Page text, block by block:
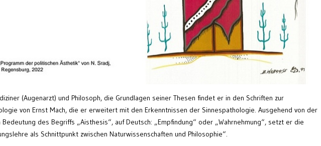
(Augenarzt) und Philosoph, die Grundlagen seiner Thesen findet er in den Schriften zur
von Ernst Mach, die er erweitert mit den Erkenntnissen der Sinnespathologie. Ausgehend von der
Bedeutung des Begriffs „Aisthesis“, auf Deutsch: „Empfindung“ oder „Wahrnehmung“, setzt er die
als Schnittpunkt zwischen Naturwissenschaften und Philosophie“.